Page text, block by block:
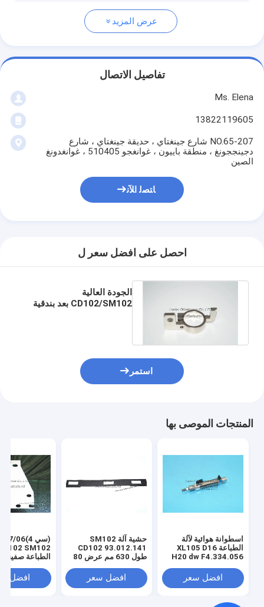
عرض المزيد
تفاصيل الاتصال
Ms. Elena
13822119605
207-NO.65 شارع جينغتاي ، حديقة جينغتاي ، شارع
دجينججونغ ، منطقة باييون ، غوانغجو 510405 ، غوانغدونغ
الصين
ﺎﺘﺼﻟ ﺍﻶﻧ
احصل على افضل سعر ل
الجودة العالية
CD102/SM102 بعد بندقية
استمر
المنتجات الموصى بها
اسطوانة هوائية لآلة
الطباعة XL105 D16
H20 dw F4.334.056
افضل سعر
حشية آلة SM102
CD102 93.012.141
طول 630 مم عرض 80
افضل سعر
(سي
الطباعة صفيحة
افضل